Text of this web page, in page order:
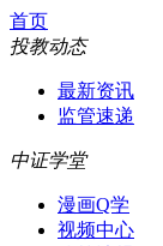
首页
投教动态
最新资讯
监管速递
中证学堂
漫画Q学
视频中心